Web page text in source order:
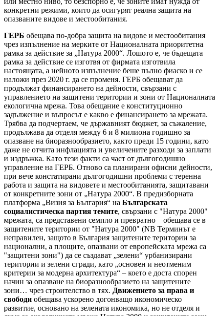
конкретни режими, които да осигурят реална защита на
опазваните видове и местообитания.
ГЕРБ обещава по-добра защита на видове и местообитания
чрез изпълнение на мерките от Националната приоритетна
рамка за действие за „Натура 2000“. Лошото е, че бъдещата
рамка за действие се изготвя от фирмата изготвила
настоящата, а нейното изпълнение беше пълно фиаско и се
наложи през 2020 г. да се променя. ГЕРБ обещават да
продължат финансирането на дейности, свързани с
управлението на защитени територии и зони от Националната
екологична мрежа. Това обещание е конституционно
задължение и въпросът е какво е финансирането за мрежата.
Трябва да подчертаем, че държавният бюджет, за съжаление,
продължава да отделя между 6 и 8 милиона годишно за
опазване на биоразнообразието, както преди 15 години, като
даже не отчита инфлацията и увеличените разходи за заплати
и издръжка. Като тези факти са част от дългогодишно
управление на ГЕРБ. Отново са планирани офисни дейности,
при вече констатирани дългогодишни проблеми с теренна
работа и защита на видовете и местообитанията, защитавани
от конкретните зони от „Натура 2000“. В предизборната
платформа „Визия за България“ на Българската
социалистическа партия темите, свързани с "Натура 2000"
мрежата, са представени семпло и превратно – обещава се в
защитените територии от "Натура 2000" (NB Терминът е
неправилен, защото в България защитените територии за
национални, а площите, опазвани от европейската мрежа са
"защитени зони") да се създават „зелени“ урбанизирани
територии и зелени сгради, като „основен и неотменим
критерии за модерна архитектура“ – което е доста спорен
начин за опазване на биоразнообразието на защитените
зони… чрез строителство в тях. Движението за права и
свободи обещава ускорено догонващо икономическо
развитие, основано на зелената икономика, но не отделя и